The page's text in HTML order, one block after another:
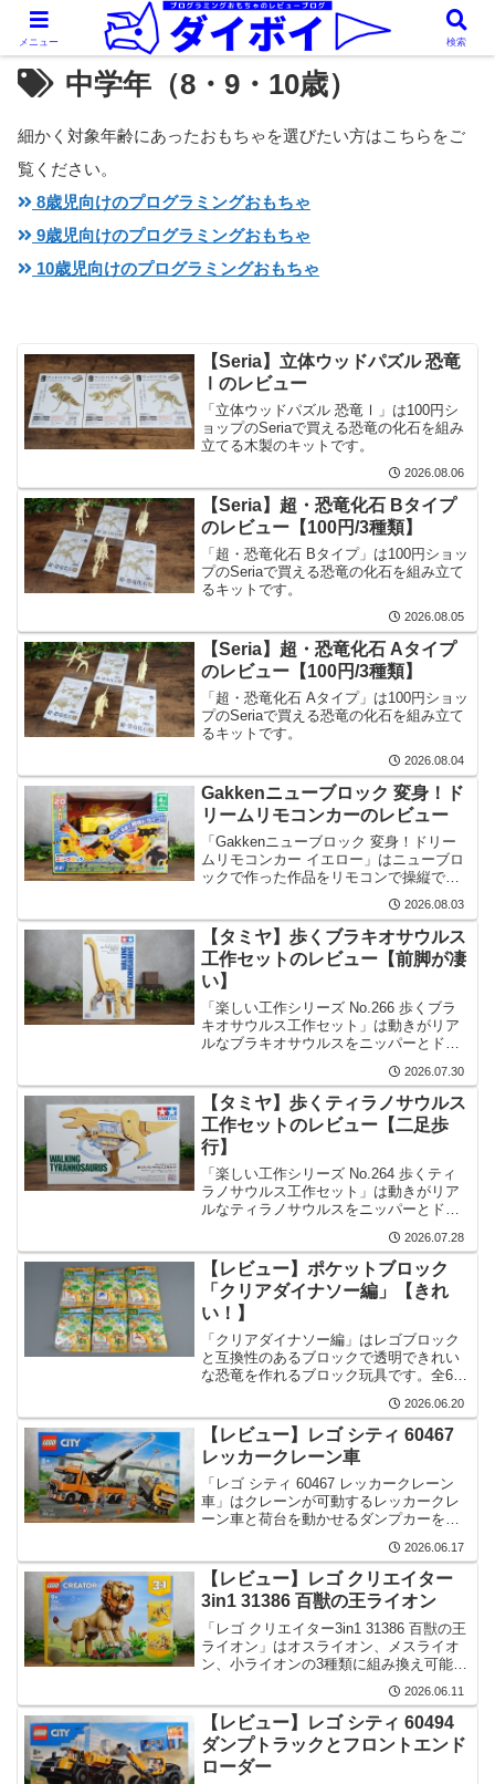
中学年（8・9・10歳）
細かく対象年齢にあったおもちゃを選びたい方はこちらをご
覧ください。
8歳児向けのプログラミングおもちゃ
9歳児向けのプログラミングおもちゃ
10歳児向けのプログラミングおもちゃ
【Seria】立体ウッドパズル 恐竜
Ⅰのレビュー
「立体ウッドパズル 恐竜Ⅰ」は100円シ
ョップのSeriaで買える恐竜の化石を組み
立てる木製のキットです。
2026.08.06
【Seria】超・恐竜化石 Bタイプ
のレビュー【100円/3種類】
「超・恐竜化石 Bタイプ」は100円ショッ
プのSeriaで買える恐竜の化石を組み立て
るキットです。
2026.08.05
【Seria】超・恐竜化石 Aタイプ
のレビュー【100円/3種類】
「超・恐竜化石 Aタイプ」は100円ショッ
プのSeriaで買える恐竜の化石を組み立て
るキットです。
2026.08.04
Gakkenニューブロック 変身！ド
リームリモコンカーのレビュー
「Gakkenニューブロック 変身！ドリー
ムリモコンカー イエロー」はニューブロ
ックで作った作品をリモコンで操縦でき
2026.08.03
【タミヤ】歩くブラキオサウルス
工作セットのレビュー【前脚が凄
い】
「楽しい工作シリーズ No.266 歩くブラ
キオサウルス工作セット」は動きがリア
ルなブラキオサウルスをニッパーとドラ
でも安心して楽しめるキットです。2026.07.30
【タミヤ】歩くティラノサウルス
工作セットのレビュー【二足歩
行】
「楽しい工作シリーズ No.264 歩くティ
ラノサウルス工作セット」は動きがリア
ルなティラノサウルスをニッパーとドラ
でも安心して楽しめるキットです。2026.07.28
【レビュー】ポケットブロック
「クリアダイナソー編」【きれ
い！】
「クリアダイナソー編」はレゴブロック
と互換性のあるブロックで透明できれい
な恐竜を作れるブロック玩具です。全6種
2026.06.20
【レビュー】レゴ シティ 60467
レッカークレーン車
「レゴ シティ 60467 レッカークレーン
車」はクレーンが可動するレッカークレ
ーン車と荷台を動かせるダンプカーを再
2026.06.17
【レビュー】レゴ クリエイター
3in1 31386 百獣の王ライオン
「レゴ クリエイター3in1 31386 百獣の王
ライオン」はオスライオン、メスライオ
ン、小ライオンの3種類に組み換え可能な
2026.06.11
【レビュー】レゴ シティ 60494
ダンプトラックとフロントエンド
ローダー
メニュー 検索